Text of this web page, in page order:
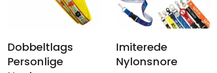
Dobbeltlags
Personlige
Imiterede
Nylonsnore